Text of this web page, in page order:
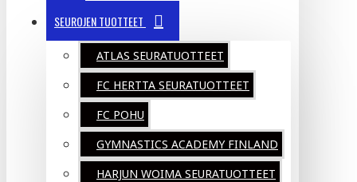
SEUROJEN TUOTTEET
ATLAS SEURATUOTTEET
FC HERTTA SEURATUOTTEET
FC POHU
GYMNASTICS ACADEMY FINLAND
HARJUN WOIMA SEURATUOTTEET